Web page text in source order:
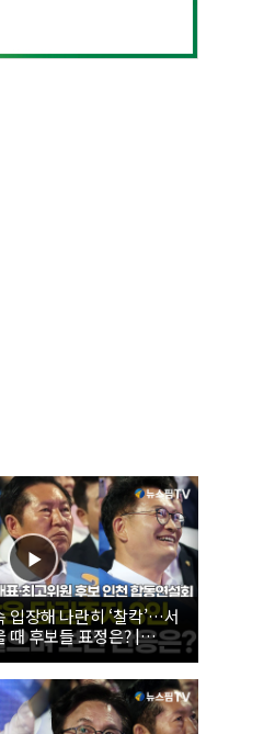
장해 나란히 ‘찰칵’…서
때 후보들 표정은? |
당 당대표·최고위원 후